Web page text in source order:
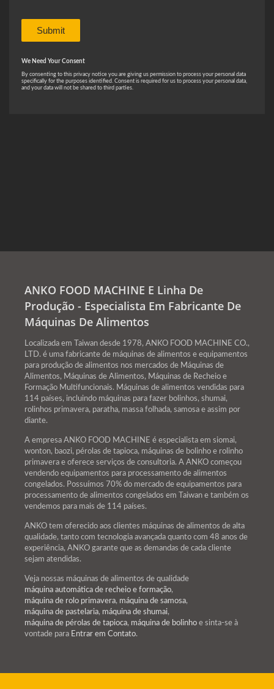
ANKO FOOD MACHINE E Linha De
Produção - Especialista Em Fabricante De
Máquinas De Alimentos
Localizada em Taiwan desde 1978, ANKO FOOD MACHINE CO.,
LTD. é uma fabricante de máquinas de alimentos e equipamentos
para produção de alimentos nos mercados de Máquinas de
Alimentos, Máquinas de Alimentos, Máquinas de Recheio e
Formação Multifuncionais. Máquinas de alimentos vendidas para
114 países, incluindo máquinas para fazer bolinhos, shumai,
rolinhos primavera, paratha, massa folhada, samosa e assim por
diante.
A empresa ANKO FOOD MACHINE é especialista em siomai,
wonton, baozi, pérolas de tapioca, máquinas de bolinho e rolinho
primavera e oferece serviços de consultoria. A ANKO começou
vendendo equipamentos para processamento de alimentos
congelados. Possuímos 70% do mercado de equipamentos para
processamento de alimentos congelados em Taiwan e também os
vendemos para mais de 114 países.
ANKO tem oferecido aos clientes máquinas de alimentos de alta
qualidade, tanto com tecnologia avançada quanto com 48 anos de
experiência, ANKO garante que as demandas de cada cliente
sejam atendidas.
Veja nossas máquinas de alimentos de qualidade
máquina automática de recheio e formação,
máquina de rolo primavera, máquina de samosa,
máquina de pastelaria, máquina de shumai,
máquina de pérolas de tapioca, máquina de bolinho e sinta-se à
vontade para Entrar em Contato.